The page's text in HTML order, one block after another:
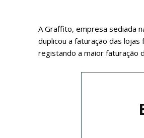
A Graffito, empresa sediada
duplicou a faturação das
registando a maior faturação